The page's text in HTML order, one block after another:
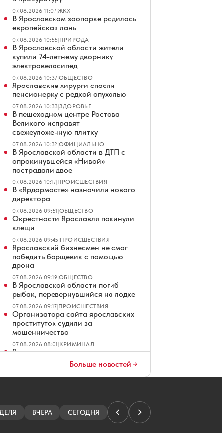
07.08.2026 11:07|ЖКХ
В Ярославском зоопарке родилась
европейская лань
07.08.2026 10:55|ПРИРОДА
В Ярославской области жители
купили 74-летнему дворнику
электровелосипед
07.08.2026 10:37|ОБЩЕСТВО
Ярославские хирурги спасли
пенсионерку с редкой опухолью
07.08.2026 10:33|ЗДОРОВЬЕ
В пешеходном центре Ростова
Великого исправят
свежеуложенную плитку
07.08.2026 10:32|ОФИЦИАЛЬНО
В Ярославской области в ДТП с
опрокинувшейся «Нивой»
пострадали двое
07.08.2026 10:17|ПРОИСШЕСТВИЯ
В «Ярдормосте» назначили нового
директора
07.08.2026 09:51|ОБЩЕСТВО
Окрестности Ярославля покинули
клещи
07.08.2026 09:45|ПРОИСШЕСТВИЯ
Ярославский бизнесмен не смог
победить борщевик с помощью
дрона
07.08.2026 09:19|ОБЩЕСТВО
В Ярославской области погиб
рыбак, перевернувшийся на лодке
07.08.2026 09:17|ПРОИСШЕСТВИЯ
Организатора сайта ярославских
проституток судили за
мошенничество
07.08.2026 08:01|КРИМИНАЛ
Ярославские водители ждут чеков
на платных парковках
В Ярославле повторно продают
Ярославец просит не превращать
Тверицкий пляж в волейбольную
Больше новостей
ВЧЕРА СЕГОДНЯ